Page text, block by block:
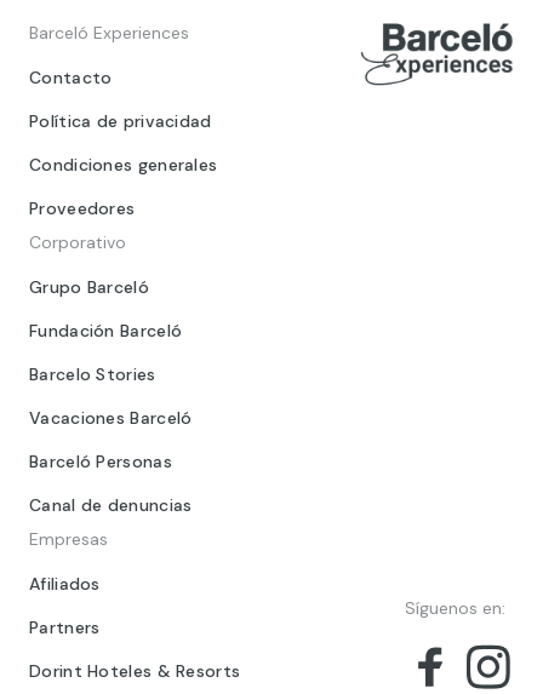
Barceló Experiences
Contacto
Política de privacidad
Condiciones generales
Proveedores
Corporativo
Grupo Barceló
Fundación Barceló
Barcelo Stories
Vacaciones Barceló
Barceló Personas
Canal de denuncias
Empresas
Afiliados
Partners
Dorint Hoteles & Resorts
Síguenos en: